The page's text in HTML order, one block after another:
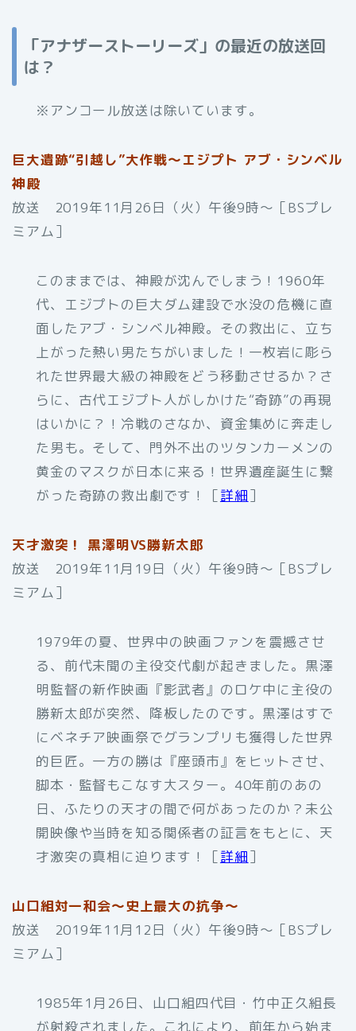
「アナザーストーリーズ」の最近の放送回
は？
※アンコール放送は除いています。
巨大遺跡“引越し”大作戦～エジプト アブ・シンベル
神殿
放送 2019年11月26日（火）午後9時～［BSプレ
ミアム］
このままでは、神殿が沈んでしまう！1960年
代、エジプトの巨大ダム建設で水没の危機に直
面したアブ・シンベル神殿。その救出に、立ち
上がった熱い男たちがいました！一枚岩に彫ら
れた世界最大級の神殿をどう移動させるか？さ
らに、古代エジプト人がしかけた“奇跡”の再現
はいかに？！冷戦のさなか、資金集めに奔走し
た男も。そして、門外不出のツタンカーメンの
黄金のマスクが日本に来る！世界遺産誕生に繋
がった奇跡の救出劇です！［詳細］
天才激突！ 黒澤明VS勝新太郎
放送 2019年11月19日（火）午後9時～［BSプレ
ミアム］
1979年の夏、世界中の映画ファンを震撼させ
る、前代未聞の主役交代劇が起きました。黒澤
明監督の新作映画『影武者』のロケ中に主役の
勝新太郎が突然、降板したのです。黒澤はすで
にベネチア映画祭でグランプリも獲得した世界
的巨匠。一方の勝は『座頭市』をヒットさせ、
脚本・監督もこなす大スター。40年前のあの
日、ふたりの天才の間で何があったのか？未公
開映像や当時を知る関係者の証言をもとに、天
才激突の真相に迫ります！［詳細］
山口組対一和会～史上最大の抗争～
放送 2019年11月12日（火）午後9時～［BSプレ
ミアム］
1985年1月26日、山口組四代目・竹中正久組長
が射殺されました。これにより、前年から始ま